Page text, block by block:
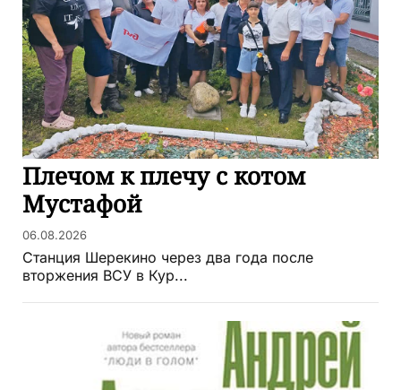
Плечом к плечу с котом
Мустафой
06.08.2026
Станция Шерекино через два года после
вторжения ВСУ в Кур...